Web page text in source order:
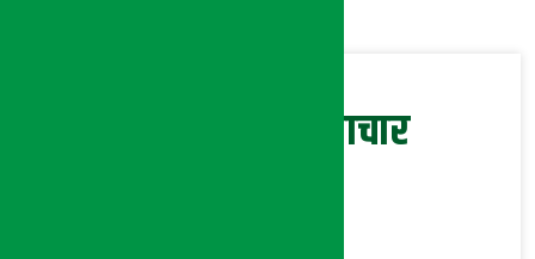
सम्बन्धित समाचार